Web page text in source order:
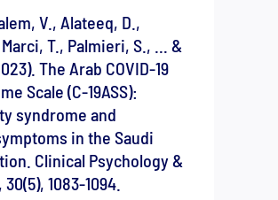
V., Alateeq, D.,
T., Palmieri, S., … &
The Arab COVID‐19
Scale (C‐19ASS):
syndrome and
in the Saudi
Clinical Psychology &
1083-1094.